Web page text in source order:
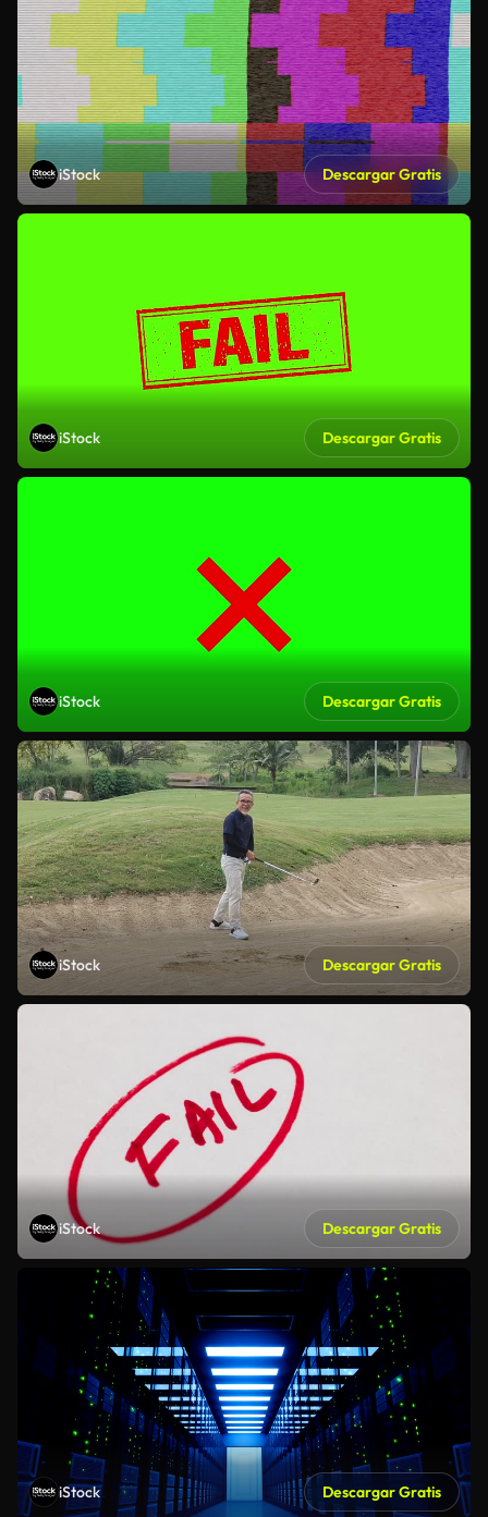
iStock Descargar Gratis
iStock Descargar Gratis
iStock Descargar Gratis
iStock Descargar Gratis
iStock Descargar Gratis
iStock Descargar Gratis